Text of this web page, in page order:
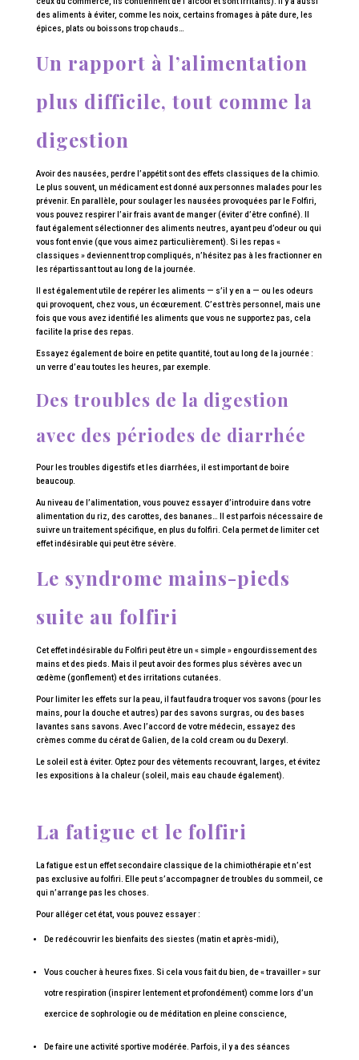
des aliments à éviter, comme les noix, certains fromages à pâte dure, les
épices, plats ou boissons trop chauds…
Un rapport à l’alimentation
plus difficile, tout comme la
digestion
Avoir des nausées, perdre l’appétit sont des effets classiques de la chimio.
Le plus souvent, un médicament est donné aux personnes malades pour les
prévenir. En parallèle, pour soulager les nausées provoquées par le Folfiri,
vous pouvez respirer l’air frais avant de manger (éviter d’être confiné). Il
faut également sélectionner des aliments neutres, ayant peu d’odeur ou qui
vous font envie (que vous aimez particulièrement). Si les repas «
classiques » deviennent trop compliqués, n’hésitez pas à les fractionner en
les répartissant tout au long de la journée.
Il est également utile de repérer les aliments — s’il y en a — ou les odeurs
qui provoquent, chez vous, un écœurement. C’est très personnel, mais une
fois que vous avez identifié les aliments que vous ne supportez pas, cela
facilite la prise des repas.
Essayez également de boire en petite quantité, tout au long de la journée :
un verre d’eau toutes les heures, par exemple.
Des troubles de la digestion
avec des périodes de diarrhée
Pour les troubles digestifs et les diarrhées, il est important de boire
beaucoup.
Au niveau de l’alimentation, vous pouvez essayer d’introduire dans votre
alimentation du riz, des carottes, des bananes… Il est parfois nécessaire de
suivre un traitement spécifique, en plus du folfiri. Cela permet de limiter cet
effet indésirable qui peut être sévère.
Le syndrome mains-pieds
suite au folfiri
Cet effet indésirable du Folfiri peut être un « simple » engourdissement des
mains et des pieds. Mais il peut avoir des formes plus sévères avec un
œdème (gonflement) et des irritations cutanées.
Pour limiter les effets sur la peau, il faut faudra troquer vos savons (pour les
mains, pour la douche et autres) par des savons surgras, ou des bases
lavantes sans savons. Avec l’accord de votre médecin, essayez des
crèmes comme du cérat de Galien, de la cold cream ou du Dexeryl.
Le soleil est à éviter. Optez pour des vêtements recouvrant, larges, et évitez
les expositions à la chaleur (soleil, mais eau chaude également).
La fatigue et le folfiri
La fatigue est un effet secondaire classique de la chimiothérapie et n’est
pas exclusive au folfiri. Elle peut s’accompagner de troubles du sommeil, ce
qui n’arrange pas les choses.
Pour alléger cet état, vous pouvez essayer :
De redécouvrir les bienfaits des siestes (matin et après-midi),
Vous coucher à heures fixes. Si cela vous fait du bien, de « travailler » sur
votre respiration (inspirer lentement et profondément) comme lors d’un
exercice de sophrologie ou de méditation en pleine conscience,
De faire une activité sportive modérée. Parfois, il y a des séances